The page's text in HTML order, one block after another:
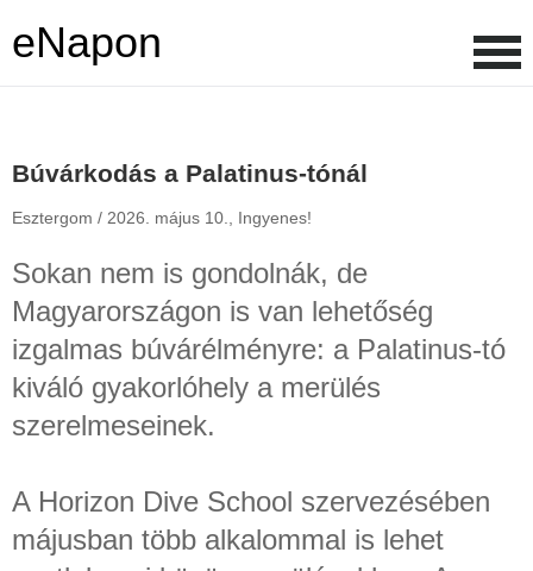
eNapon
Búvárkodás a Palatinus-tónál
Esztergom / 2026. május 10., Ingyenes!
Sokan nem is gondolnák, de
Magyarországon is van lehetőség
izgalmas búvárélményre: a Palatinus-tó
kiváló gyakorlóhely a merülés
szerelmeseinek.
A Horizon Dive School szervezésében
májusban több alkalommal is lehet